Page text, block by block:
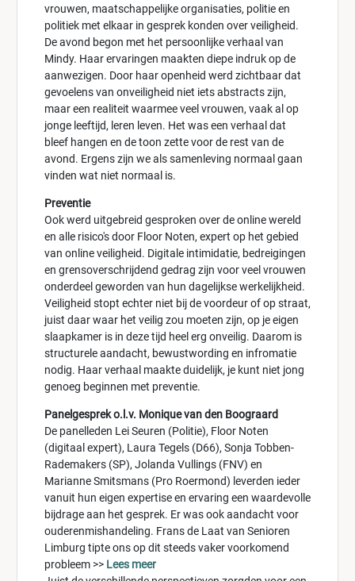
vrouwen, maatschappelijke organisaties, politie en
politiek met elkaar in gesprek konden over veiligheid.
De avond begon met het persoonlijke verhaal van
Mindy. Haar ervaringen maakten diepe indruk op de
aanwezigen. Door haar openheid werd zichtbaar dat
gevoelens van onveiligheid niet iets abstracts zijn,
maar een realiteit waarmee veel vrouwen, vaak al op
jonge leeftijd, leren leven. Het was een verhaal dat
bleef hangen en de toon zette voor de rest van de
avond. Ergens zijn we als samenleving normaal gaan
vinden wat niet normaal is.
Preventie
Ook werd uitgebreid gesproken over de online wereld
en alle risico's door Floor Noten, expert op het gebied
van online veiligheid. Digitale intimidatie, bedreigingen
en grensoverschrijdend gedrag zijn voor veel vrouwen
onderdeel geworden van hun dagelijkse werkelijkheid.
Veiligheid stopt echter niet bij de voordeur of op straat,
juist daar waar het veilig zou moeten zijn, op je eigen
slaapkamer is in deze tijd heel erg onveilig. Daarom is
structurele aandacht, bewustwording en infromatie
nodig. Haar verhaal maakte duidelijk, je kunt niet jong
genoeg beginnen met preventie.
Panelgesprek o.l.v. Monique van den Boograard
De panelleden Lei Seuren (Politie), Floor Noten
(digitaal expert), Laura Tegels (D66), Sonja Tobben-
Rademakers (SP), Jolanda Vullings (FNV) en
Marianne Smitsmans (Pro Roermond) leverden ieder
vanuit hun eigen expertise en ervaring een waardevolle
bijdrage aan het gesprek. Er was ook aandacht voor
ouderenmishandeling. Frans de Laat van Senioren
Limburg tipte ons op dit steeds vaker voorkomend
probleem >> Lees meer